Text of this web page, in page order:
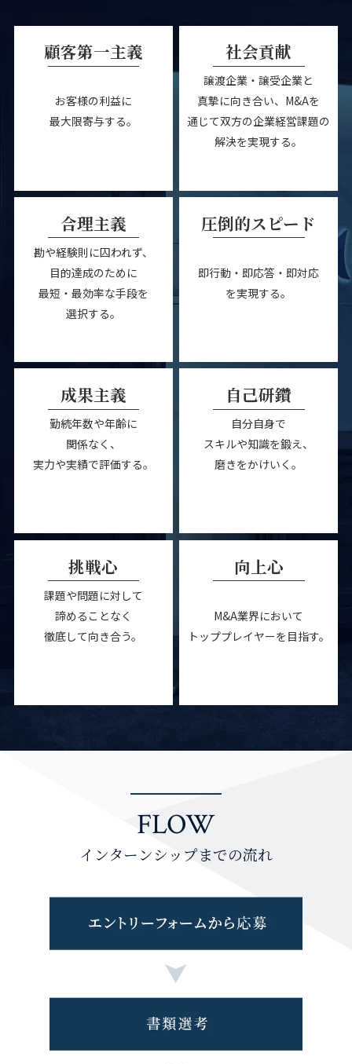
圧倒的な新規開拓営業経験により、新規開拓営業での会
話力・提案力・営業力を身につけることができました。
顧客第一主義
お客様の利益に
最大限寄与する。
社会貢献
譲渡企業・譲受企業と
真摯に向き合い、M&Aを
通じて双方の企業経営課題の
解決を実現する。
合理主義
勘や経験則に囚われず、
目的達成のために
最短・最効率な手段を
選択する。
圧倒的スピード
即行動・即応答・即対応
を実現する。
成果主義
勤続年数や年齢に
関係なく、
実力や実績で評価する。
自己研鑽
自分自身で
スキルや知識を鍛え、
磨きをかけいく。
挑戦心
課題や問題に対して
諦めることなく
徹底して向き合う。
向上心
M&A業界において
トッププレイヤーを目指す。
FLOW
インターンシップまでの流れ